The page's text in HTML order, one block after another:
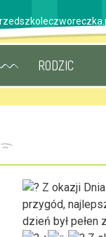
RODZIC
Z okazji
przygód,
dzień był